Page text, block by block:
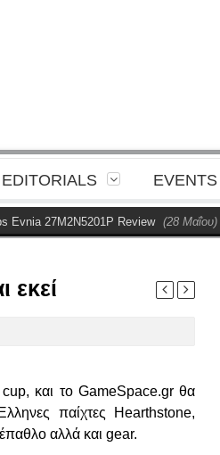
EDITORIALS EVENTS
27M2N5201P Review (28 Μαΐου) Η
εκεί
και το GameSpace.gr θα
παίχτες Hearthstone,
αλλά και gear.